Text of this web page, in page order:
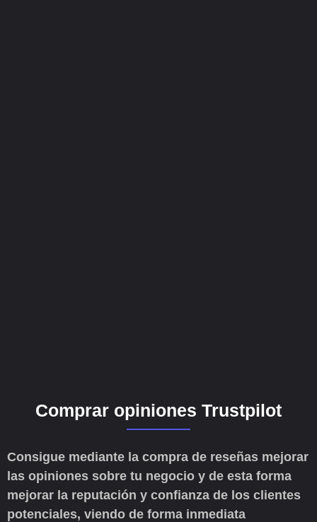
Comprar opiniones Trustpilot
Consigue mediante la compra de reseñas mejorar
las opiniones sobre tu negocio y de esta forma
mejorar la reputación y confianza de los clientes
potenciales, viendo de forma inmediata